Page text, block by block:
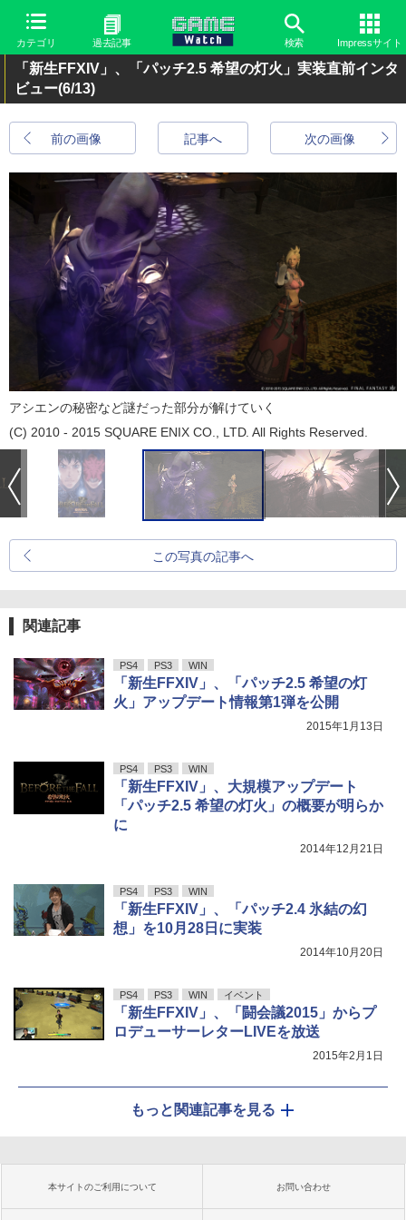
カテゴリ 過去記事 検索 Impressサイト
「新生FFXIV」、「パッチ2.5 希望の灯火」実装直前インタ
ビュー(6/13)
前の画像 次の画像
記事へ
アシエンの秘密など謎だった部分が解けていく
(C) 2010 - 2015 SQUARE ENIX CO., LTD. All Rights Reserved.
この写真の記事へ
関連記事
PS4 PS3 WIN
「新生FFXIV」、「パッチ2.5 希望の灯
火」アップデート情報第1弾を公開
2015年1月13日
PS4 PS3 WIN
「新生FFXIV」、大規模アップデート
「パッチ2.5 希望の灯火」の概要が明らか
に
2014年12月21日
PS4 PS3 WIN
「新生FFXIV」、「パッチ2.4 氷結の幻
想」を10月28日に実装
2014年10月20日
PS4 PS3 WIN イベント
「新生FFXIV」、「闘会議2015」からプ
ロデューサーレターLIVEを放送
2015年2月1日
もっと関連記事を見る
本サイトのご利用について お問い合わせ